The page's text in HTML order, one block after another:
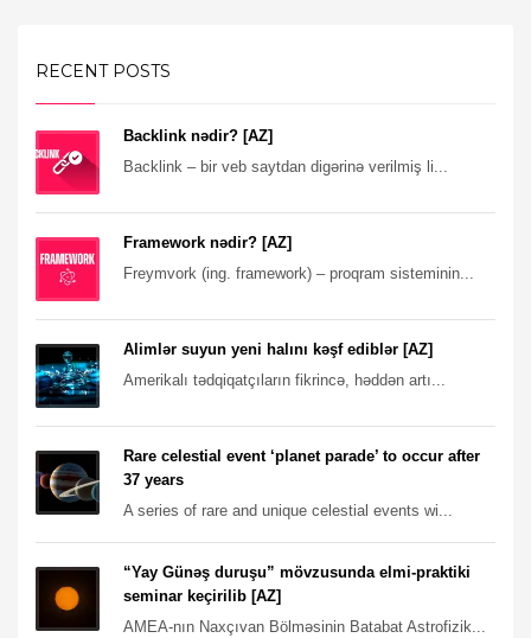
RECENT POSTS
Backlink nədir? [AZ]
Backlink – bir veb saytdan digərinə verilmiş li...
Framework nədir? [AZ]
Freymvork (ing. framework) – proqram sisteminin...
Alimlər suyun yeni halını kəşf ediblər [AZ]
Amerikalı tədqiqatçıların fikrincə, həddən artı...
Rare celestial event ‘planet parade’ to occur after
37 years
A series of rare and unique celestial events wi...
“Yay Günəş duruşu” mövzusunda elmi-praktiki
seminar keçirilib [AZ]
AMEA-nın Naxçıvan Bölməsinin Batabat Astrofizik...